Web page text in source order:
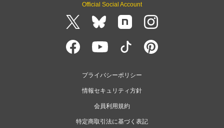
Official Social Account
プライバシーポリシー
情報セキュリティ方針
会員利用規約
特定商取引法に基づく表記